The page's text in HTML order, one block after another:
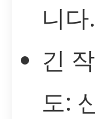
니다.
긴
도: